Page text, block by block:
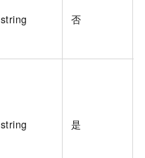
string 否
string 是